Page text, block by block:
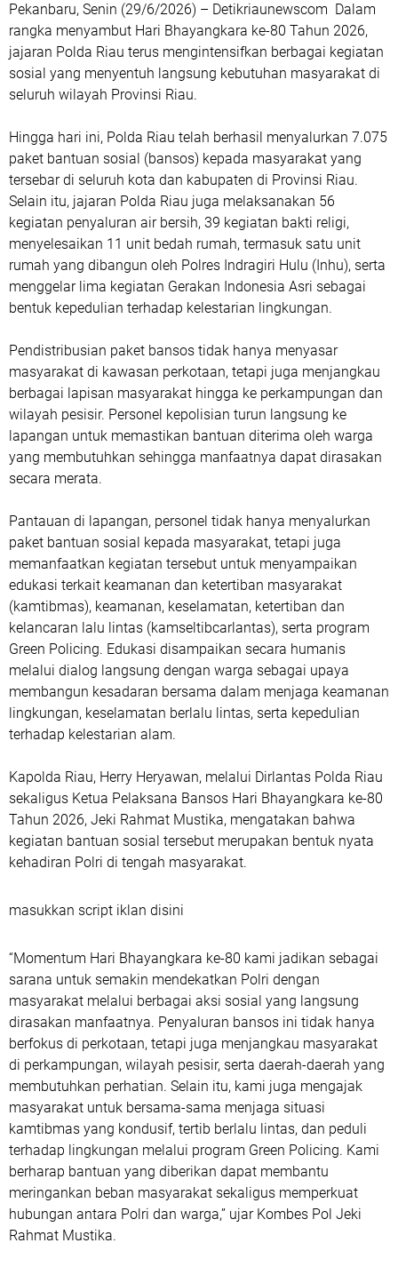
Pekanbaru, Senin (29/6/2026) – Detikriaunewscom Dalam
rangka menyambut Hari Bhayangkara ke-80 Tahun 2026,
jajaran Polda Riau terus mengintensifkan berbagai kegiatan
sosial yang menyentuh langsung kebutuhan masyarakat di
seluruh wilayah Provinsi Riau.
Hingga hari ini, Polda Riau telah berhasil menyalurkan 7.075
paket bantuan sosial (bansos) kepada masyarakat yang
tersebar di seluruh kota dan kabupaten di Provinsi Riau.
Selain itu, jajaran Polda Riau juga melaksanakan 56
kegiatan penyaluran air bersih, 39 kegiatan bakti religi,
menyelesaikan 11 unit bedah rumah, termasuk satu unit
rumah yang dibangun oleh Polres Indragiri Hulu (Inhu), serta
menggelar lima kegiatan Gerakan Indonesia Asri sebagai
bentuk kepedulian terhadap kelestarian lingkungan.
Pendistribusian paket bansos tidak hanya menyasar
masyarakat di kawasan perkotaan, tetapi juga menjangkau
berbagai lapisan masyarakat hingga ke perkampungan dan
wilayah pesisir. Personel kepolisian turun langsung ke
lapangan untuk memastikan bantuan diterima oleh warga
yang membutuhkan sehingga manfaatnya dapat dirasakan
secara merata.
Pantauan di lapangan, personel tidak hanya menyalurkan
paket bantuan sosial kepada masyarakat, tetapi juga
memanfaatkan kegiatan tersebut untuk menyampaikan
edukasi terkait keamanan dan ketertiban masyarakat
(kamtibmas), keamanan, keselamatan, ketertiban dan
kelancaran lalu lintas (kamseltibcarlantas), serta program
Green Policing. Edukasi disampaikan secara humanis
melalui dialog langsung dengan warga sebagai upaya
membangun kesadaran bersama dalam menjaga keamanan
lingkungan, keselamatan berlalu lintas, serta kepedulian
terhadap kelestarian alam.
Kapolda Riau, Herry Heryawan, melalui Dirlantas Polda Riau
sekaligus Ketua Pelaksana Bansos Hari Bhayangkara ke-80
Tahun 2026, Jeki Rahmat Mustika, mengatakan bahwa
kegiatan bantuan sosial tersebut merupakan bentuk nyata
kehadiran Polri di tengah masyarakat.
masukkan script iklan disini
“Momentum Hari Bhayangkara ke-80 kami jadikan sebagai
sarana untuk semakin mendekatkan Polri dengan
masyarakat melalui berbagai aksi sosial yang langsung
dirasakan manfaatnya. Penyaluran bansos ini tidak hanya
berfokus di perkotaan, tetapi juga menjangkau masyarakat
di perkampungan, wilayah pesisir, serta daerah-daerah yang
membutuhkan perhatian. Selain itu, kami juga mengajak
masyarakat untuk bersama-sama menjaga situasi
kamtibmas yang kondusif, tertib berlalu lintas, dan peduli
terhadap lingkungan melalui program Green Policing. Kami
berharap bantuan yang diberikan dapat membantu
meringankan beban masyarakat sekaligus memperkuat
hubungan antara Polri dan warga,” ujar Kombes Pol Jeki
Rahmat Mustika.